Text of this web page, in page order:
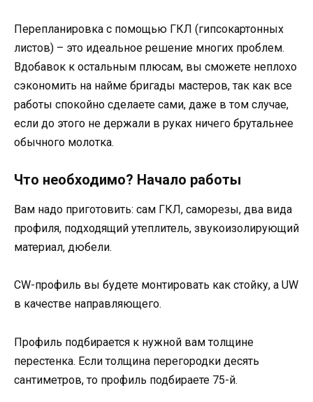
Перепланировка с помощью ГКЛ (гипсокартонных
листов) – это идеальное решение многих проблем.
Вдобавок к остальным плюсам, вы сможете неплохо
сэкономить на найме бригады мастеров, так как все
работы спокойно сделаете сами, даже в том случае,
если до этого не держали в руках ничего брутальнее
обычного молотка.
Что необходимо? Начало работы
Вам надо приготовить: сам ГКЛ, саморезы, два вида
профиля, подходящий утеплитель, звукоизолирующий
материал, дюбели.
CW-профиль вы будете монтировать как стойку, а UW
в качестве направляющего.
Профиль подбирается к нужной вам толщине
перестенка. Если толщина перегородки десять
сантиметров, то профиль подбираете 75-й.